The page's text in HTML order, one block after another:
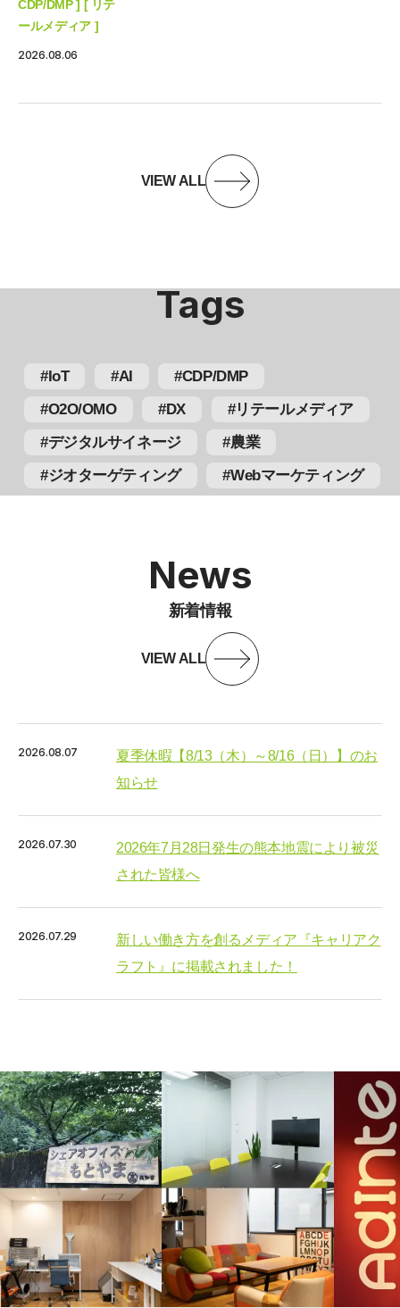
CDP/DMP ] [ リテ
ールメディア ]
2026.08.06
VIEW ALL
Tags
#IoT #AI
#CDP/DMP
#O2O/OMO
#DX
#リテールメディア
#デジタルサイネージ
#農業
#ジオターゲティング
#Webマーケティング
News
新着情報
VIEW ALL
2026.08.07
夏季休暇【8/13（木）～8/16（日）】のお
知らせ
2026.07.30
2026年7月28日発生の熊本地震により被災
された皆様へ
2026.07.29
新しい働き方を創るメディア『キャリアク
ラフト』に掲載されました！